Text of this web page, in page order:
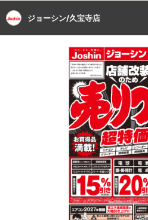
ジョーシン/久宝寺店